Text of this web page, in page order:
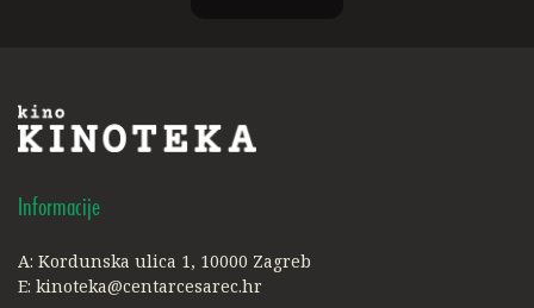
Informacije
A: Kordunska ulica 1, 10000 Zagreb
E: kinoteka@centarcesarec.hr